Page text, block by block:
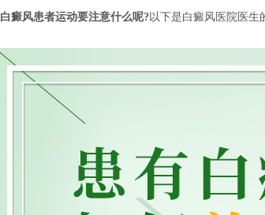
白癜风患者运动要注意什么呢? 以下是白癜风医院医生